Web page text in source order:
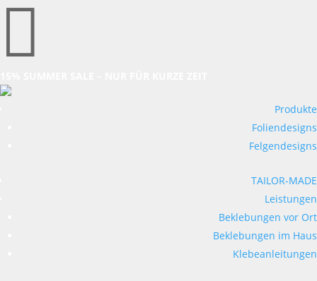

Produkte
Foliendesigns
Felgendesigns
TAILOR-MADE
Leistungen
Beklebungen vor Ort
Beklebungen im Haus
Klebeanleitungen